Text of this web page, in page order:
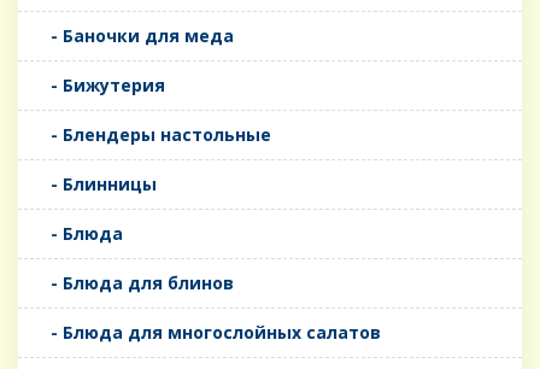
- Баночки для меда
- Бижутерия
- Блендеры настольные
- Блинницы
- Блюда
- Блюда для блинов
- Блюда для многослойных салатов